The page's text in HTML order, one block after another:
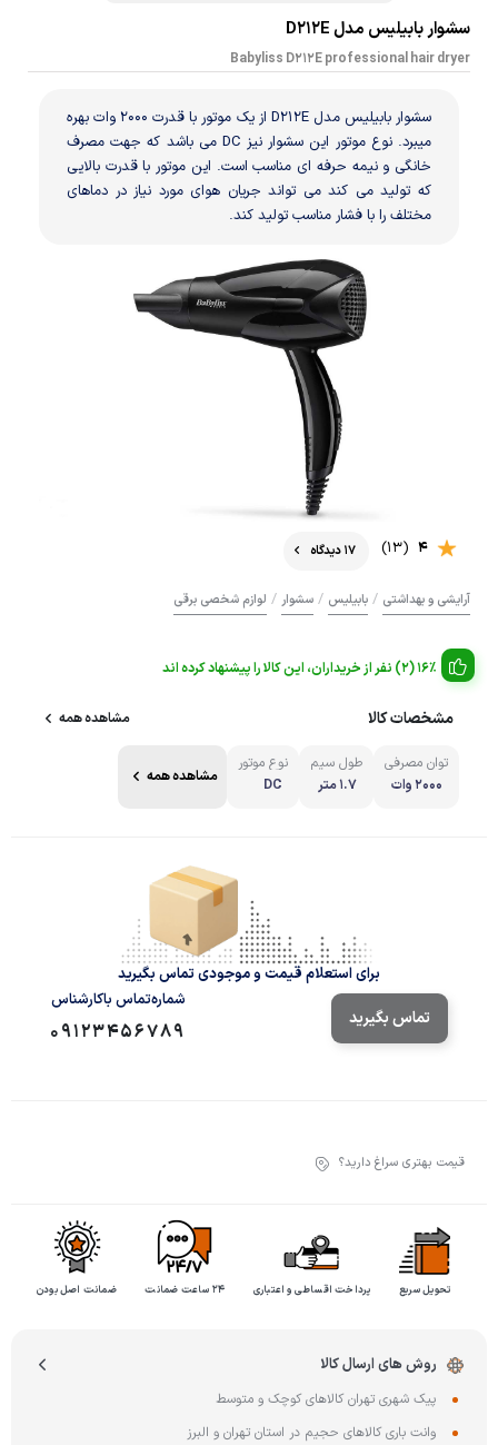
سشوار بابیلیس مدل D212E
Babyliss D212E professional hair dryer
سشوار بابیلیس مدل D212E از یک موتور با قدرت 2000 وات بهره
میبرد. نوع موتور این سشوار نیز DC می باشد که جهت مصرف
خانگی و نیمه حرفه ای مناسب است. این موتور با قدرت بالایی
که تولید می کند می تواند جریان هوای مورد نیاز در دماهای
مختلف را با فشار مناسب تولید کند.
4
(13) 17 دیدگاه
آرایشی و بهداشتی / بابیلیس / سشوار / لوازم شخصی برقی
16% (2) نفر از خریداران، این کالا را پیشنهاد کرده اند
مشخصات کالا مشاهده همه
توان مصرفی
2000 وات
طول سیم
1.7 متر
نوع موتور
DC
مشاهده همه
برای استعلام قیمت و موجودی تماس بگیرید
تماس بگیرید
شماره‌تماس‌ با‌کارشناس
09123456789
قیمت بهتری سراغ دارید؟
تحویل سریع پرداخت اقساطی و اعتباری ۲۴ ساعت ضمانت ضمانت اصل بودن
روش های ارسال کالا
پیک شهری تهران کالاهای کوچک و متوسط
وانت باری کالاهای حجیم در استان تهران و البرز